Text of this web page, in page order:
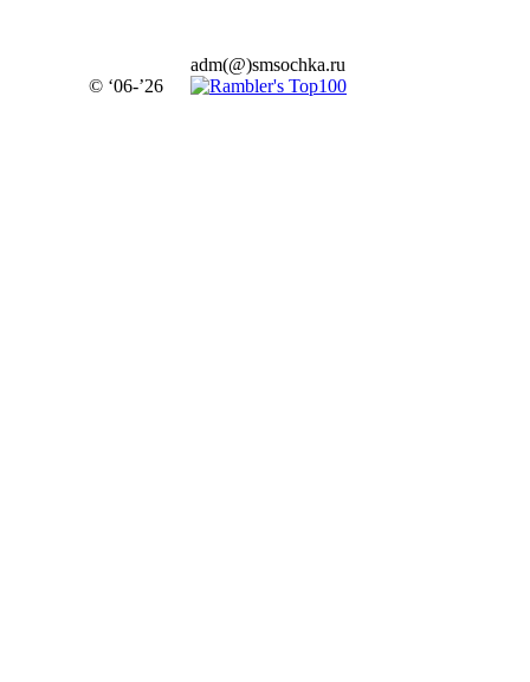
© ‘06-’26
adm(@)smsochka.ru